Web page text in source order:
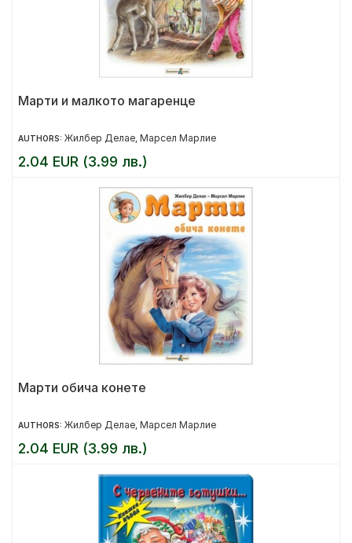
Марти и малкото магаренце
AUTHORS: Жилбер Делае Марсел Марлие
2.04 EUR (3.99 лв.)
Марти обича конете
AUTHORS: Жилбер Делае Марсел Марлие
2.04 EUR (3.99 лв.)